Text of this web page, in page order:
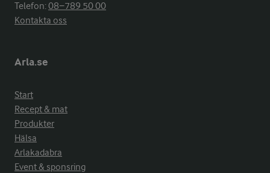
Telefon:08−789 50 00
Kontakta oss
Arla.se
Start
Recept & mat
Produkter
Hälsa
Arlakadabra
Event & sponsring